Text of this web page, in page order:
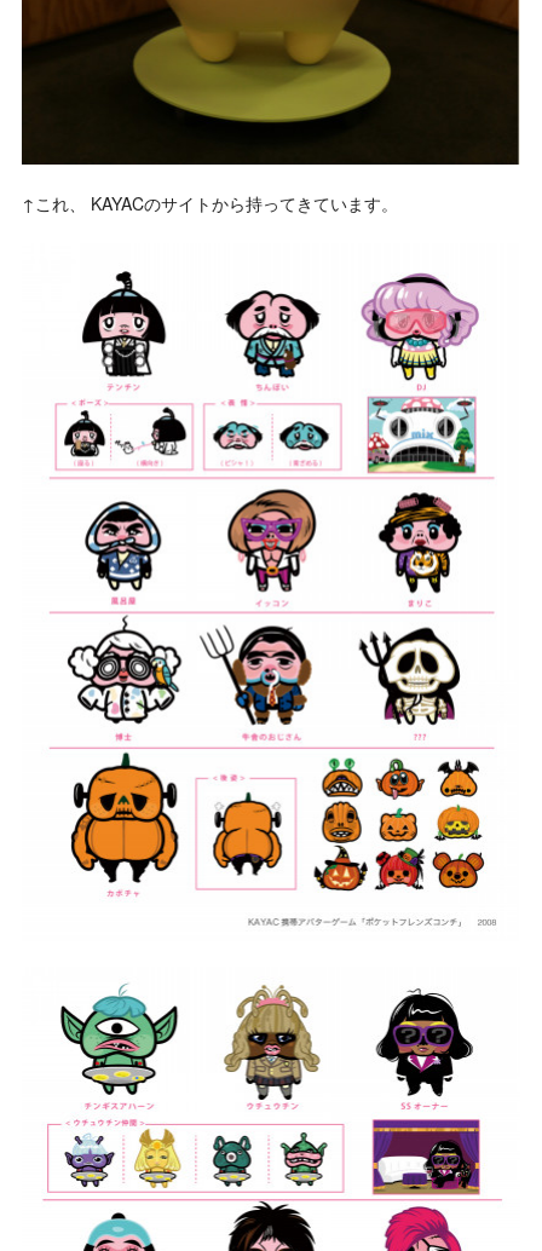
↑これ、 KAYACのサイトから持ってきています。